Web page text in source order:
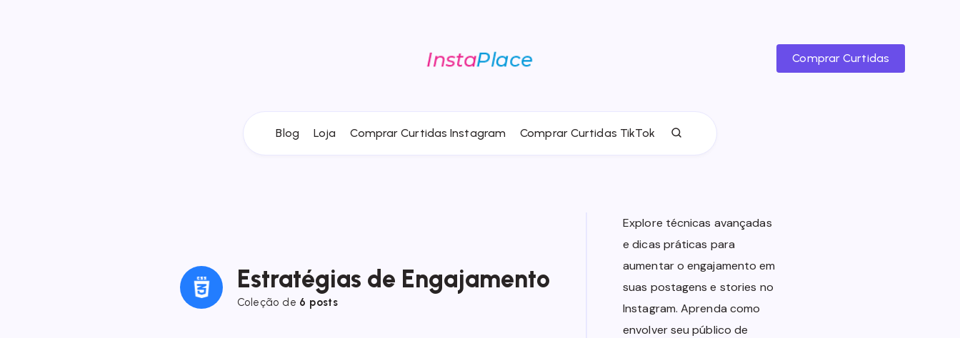
Blog Loja Comprar Curtidas Instagram Comprar Curtidas TikTok
Comprar Curtidas
Estratégias de Engajamento
Coleção de 6 posts
Explore técnicas avançadas
e dicas práticas para
aumentar o engajamento em
suas postagens e stories no
Instagram. Aprenda como
envolver seu público de